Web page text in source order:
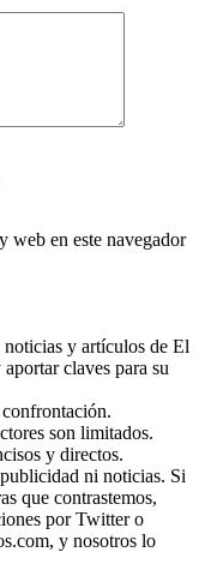
web en este navegador
noticias y artículos de El
claves para su
son limitados.
y directos.
ni noticias. Si
que contrastemos,
por Twitter o
y nosotros lo